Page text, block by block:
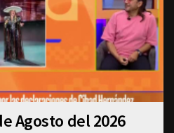
Agosto del 2026